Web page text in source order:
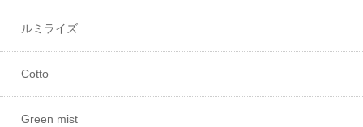
ルミライズ
Cotto
Green mist